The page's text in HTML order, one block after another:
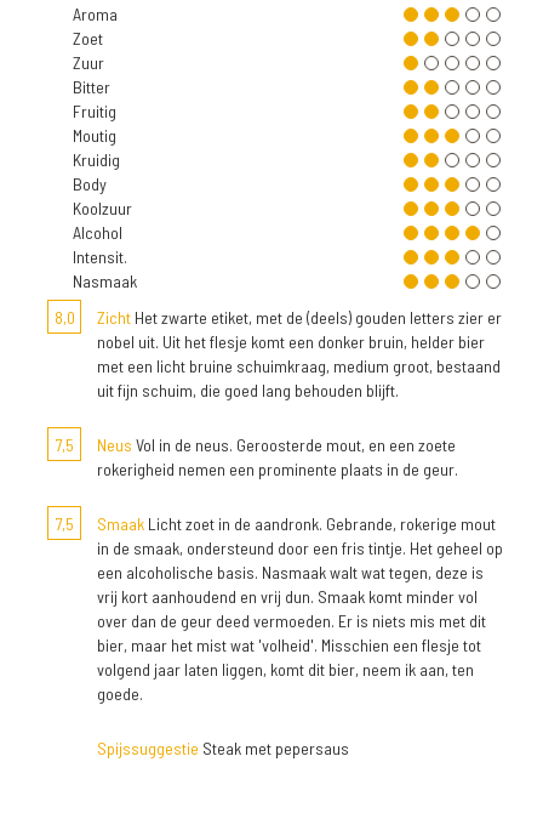
Aroma
Zoet
Zuur
Bitter
Fruitig
Moutig
Kruidig
Body
Koolzuur
Alcohol
Intensit.
Nasmaak
8,0
Zicht Het zwarte etiket, met de (deels) gouden letters zier er
nobel uit. Uit het flesje komt een donker bruin, helder bier
met een licht bruine schuimkraag, medium groot, bestaand
uit fijn schuim, die goed lang behouden blijft.
7,5 Neus Vol in de neus. Geroosterde mout, en een zoete
rokerigheid nemen een prominente plaats in de geur.
7,5 Smaak Licht zoet in de aandronk. Gebrande, rokerige mout
in de smaak, ondersteund door een fris tintje. Het geheel op
een alcoholische basis. Nasmaak walt wat tegen, deze is
vrij kort aanhoudend en vrij dun. Smaak komt minder vol
over dan de geur deed vermoeden. Er is niets mis met dit
bier, maar het mist wat 'volheid'. Misschien een flesje tot
volgend jaar laten liggen, komt dit bier, neem ik aan, ten
goede.
Spijssuggestie Steak met pepersaus